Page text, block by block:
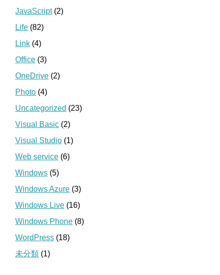
JavaScript(2)
Life (82)
Link (4)
Office (3)
OneDrive (2)
Photo (4)
Uncategorized (23)
Visual Basic (2)
Visual Studio (1)
Web service (6)
Windows (5)
Windows Azure (3)
Windows Live (16)
Windows Phone (8)
WordPress (18)
未分類 (1)